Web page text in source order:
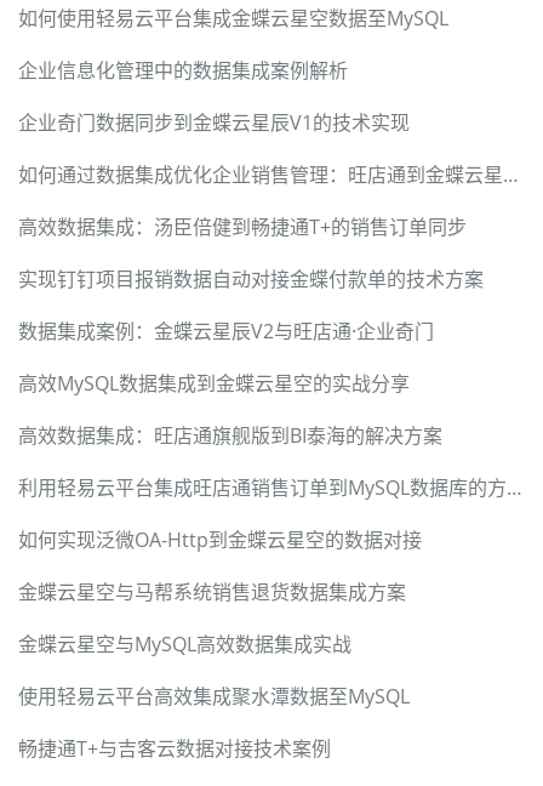
如何使用轻易云平台集成金蝶云星空数据至MySQL
企业信息化管理中的数据集成案例解析
企业奇门数据同步到金蝶云星辰V1的技术实现
如何通过数据集成优化企业销售管理：旺店通到金蝶云星空案例
高效数据集成：汤臣倍健到畅捷通T+的销售订单同步
实现钉钉项目报销数据自动对接金蝶付款单的技术方案
数据集成案例：金蝶云星辰V2与旺店通·企业奇门
高效MySQL数据集成到金蝶云星空的实战分享
高效数据集成：旺店通旗舰版到BI泰海的解决方案
利用轻易云平台集成旺店通销售订单到MySQL数据库的方案
如何实现泛微OA-Http到金蝶云星空的数据对接
金蝶云星空与马帮系统销售退货数据集成方案
金蝶云星空与MySQL高效数据集成实战
使用轻易云平台高效集成聚水潭数据至MySQL
畅捷通T+与吉客云数据对接技术案例